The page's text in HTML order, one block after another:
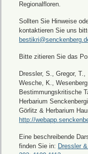
Regionalfloren.
Sollten Sie Hinweise
kontaktieren Sie uns
Bitte zitieren Sie das
Dressler, S., Gregor,
Wesche, K.,
Bestimmungskritische
Herbarium
Görlitz & Herbarium
http://
Eine beschreibende
finden Sie in: Dressler